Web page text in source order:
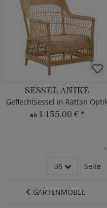
SESSEL ANIKE
Geflechtsessel in Rattan
ab 1.155,00 € *
*
36 Seite
GARTENMÖBEL